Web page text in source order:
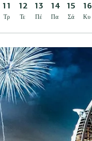
11
Τρ
12
Τε
13
Πέ
14
Πα
15
Σά
16
Κυ